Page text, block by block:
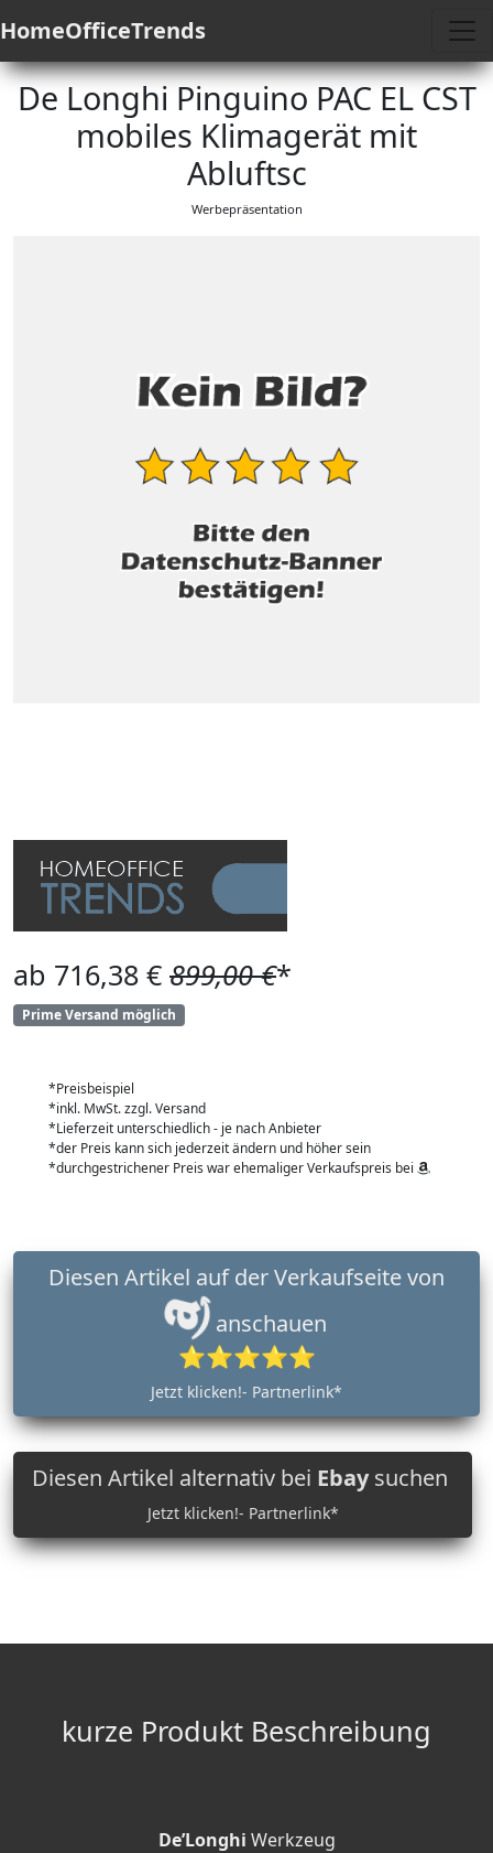
HomeOfficeTrends
De Longhi Pinguino PAC EL CST
mobiles Klimagerät mit
Abluftsc
Werbepräsentation
ab 716,38 € 899,00 €*
Prime Versand möglich
*Preisbeispiel
*inkl. MwSt. zzgl. Versand
*Lieferzeit unterschiedlich - je nach Anbieter
*der Preis kann sich jederzeit ändern und höher sein
*durchgestrichener Preis war ehemaliger Verkaufspreis bei
anschauen
⭐⭐⭐⭐⭐
Jetzt klicken!- Partnerlink*
Diesen Artikel alternativ bei Ebaysuchen
Jetzt klicken!- Partnerlink*
kurze Produkt Beschreibung
De’Longhi Werkzeug